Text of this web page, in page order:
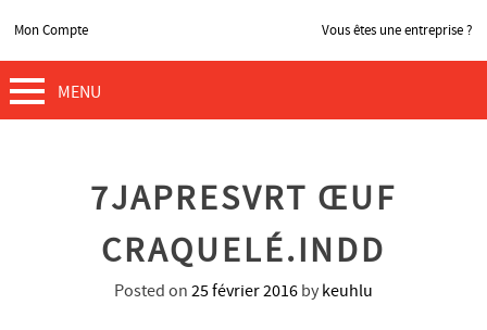
Mon Compte Vous êtes une entreprise ?
MENU
7JAPRESVRT ŒUF
CRAQUELÉ.INDD
Posted on 25 février 2016 by keuhlu